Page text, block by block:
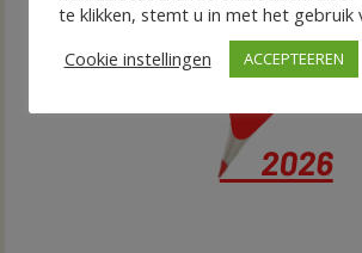
te klikken, stemt u in met het gebruik
Cookie instellingen
ACCEPTEEREN